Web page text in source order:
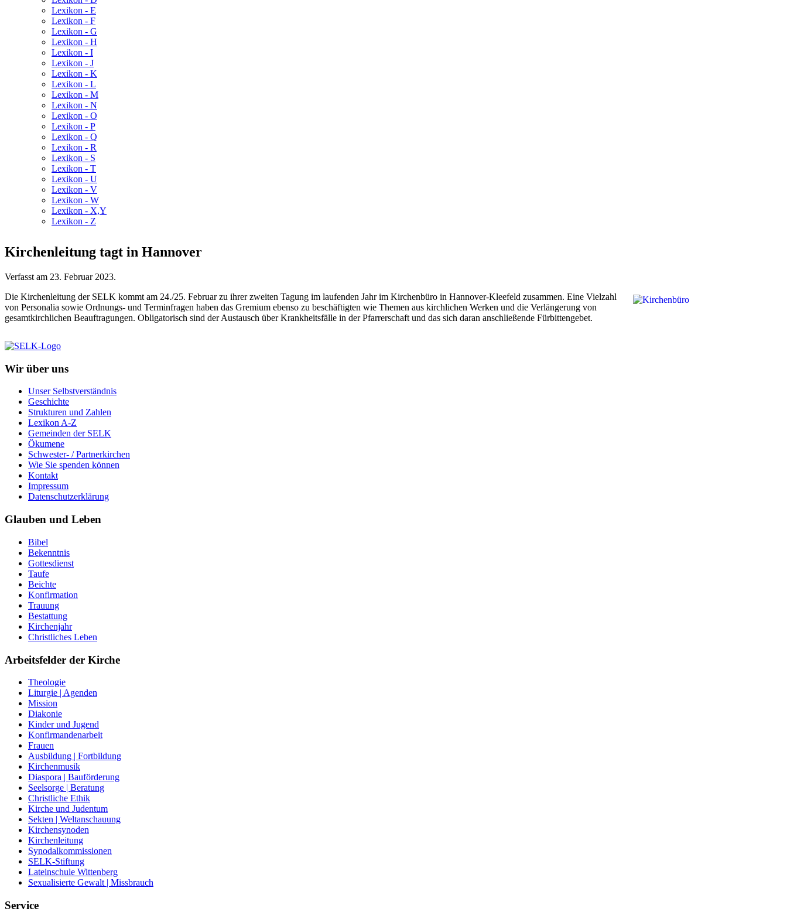
Lexikon - E
Lexikon - F
Lexikon - G
Lexikon - H
Lexikon - I
Lexikon - J
Lexikon - K
Lexikon - L
Lexikon - M
Lexikon - N
Lexikon - O
Lexikon - P
Lexikon - Q
Lexikon - R
Lexikon - S
Lexikon - T
Lexikon - U
Lexikon - V
Lexikon - W
Lexikon - X,Y
Lexikon - Z
Kirchenleitung tagt in Hannover
Verfasst am 23. Februar 2023.
Die Kirchenleitung der SELK kommt am 24./25. Februar zu ihrer zweiten Tagung im laufenden Jahr im Kirchenbüro in Hannover-Kleefeld zusammen. Eine Vielzahl
von Personalia sowie Ordnungs- und Terminfragen haben das Gremium ebenso zu beschäftigten wie Themen aus kirchlichen Werken und die Verlängerung von
gesamtkirchlichen Beauftragungen. Obligatorisch sind der Austausch über Krankheitsfälle in der Pfarrerschaft und das sich daran anschließende Fürbittengebet.
Wir über uns
Unser Selbstverständnis
Geschichte
Strukturen und Zahlen
Lexikon A-Z
Gemeinden der SELK
Ökumene
Schwester- / Partnerkirchen
Wie Sie spenden können
Kontakt
Impressum
Datenschutzerklärung
Glauben und Leben
Bibel
Bekenntnis
Gottesdienst
Taufe
Beichte
Konfirmation
Trauung
Bestattung
Kirchenjahr
Christliches Leben
Arbeitsfelder der Kirche
Theologie
Liturgie | Agenden
Mission
Diakonie
Kinder und Jugend
Konfirmandenarbeit
Frauen
Ausbildung | Fortbildung
Kirchenmusik
Diaspora | Bauförderung
Seelsorge | Beratung
Christliche Ethik
Kirche und Judentum
Sekten | Weltanschauung
Kirchensynoden
Kirchenleitung
Synodalkommissionen
SELK-Stiftung
Lateinschule Wittenberg
Sexualisierte Gewalt | Missbrauch
Service